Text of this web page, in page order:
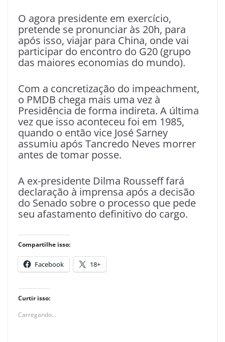
O agora presidente em exercício,
pretende se pronunciar às 20h, para
após isso, viajar para China, onde vai
participar do encontro do G20 (grupo
das maiores economias do mundo).
Com a concretização do impeachment,
o PMDB chega mais uma vez à
Presidência de forma indireta. A última
vez que isso aconteceu foi em 1985,
quando o então vice José Sarney
assumiu após Tancredo Neves morrer
antes de tomar posse.
A ex-presidente Dilma Rousseff fará
declaração à imprensa após a decisão
do Senado sobre o processo que pede
seu afastamento definitivo do cargo.
Compartilhe isso:
Facebook 18+
Curtir isso:
Carregando...